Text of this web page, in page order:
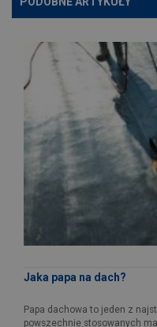
Jaka papa na dach?
Papa dachowa to jeden z
powszechnie stosowanych